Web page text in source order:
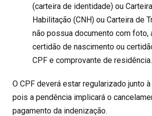
(carteira de identidade) ou
Habilitação (CNH) ou Carteira de
não possua documento com foto,
certidão de nascimento ou
CPF e comprovante de residência.
O CPF deverá estar regularizado junto
pois a pendência implicará o
pagamento da indenização.